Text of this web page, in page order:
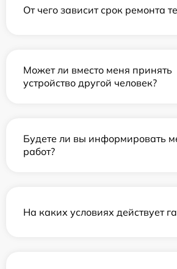
От чего зависит срок ремонта
Может ли вместо меня принять
устройство другой человек?
Будете ли вы информировать
работ?
На каких условиях действует